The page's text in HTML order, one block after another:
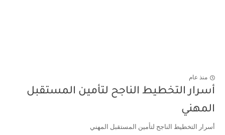
منذ عام
أسرار التخطيط الناجح لتأمين المستقبل
المهني
أسرار التخطيط الناجح لتأمين المستقبل المهني